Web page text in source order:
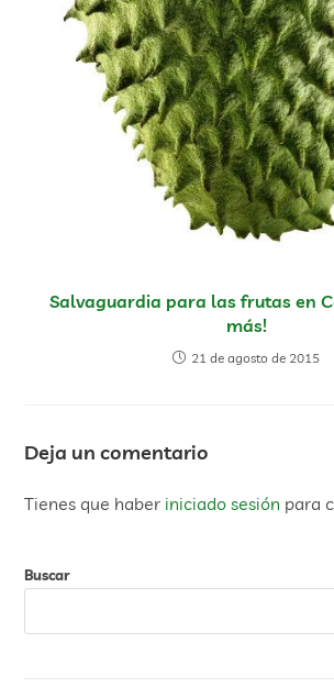
Salvaguardia para las frutas en
más!
21 de agosto de 2015
Deja un comentario
Tienes que haber iniciado sesión para
Buscar